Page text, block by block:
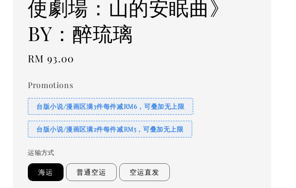
使劇場：山的安眠曲》
BY：醉琉璃
Regular
RM 93.00
Promotions
台版小说/漫画区满3件每件减RM6，可叠加无上限
台版小说/漫画区满2件每件减RM5，可叠加无上限
运输方式
海运 普通空运 空运直发